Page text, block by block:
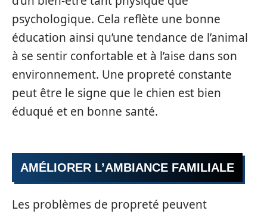
psychologique. Cela reflète une bonne
éducation ainsi qu’une tendance de l’animal
à se sentir confortable et à l’aise dans son
environnement. Une propreté constante
peut être le signe que le chien est bien
éduqué et en bonne santé.
AMÉLIORER L’AMBIANCE FAMILIALE
Les problèmes de propreté peuvent